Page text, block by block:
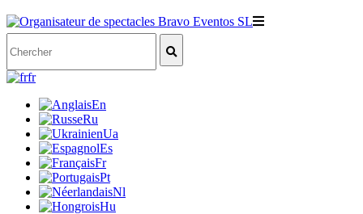
fr
En
Ru
Ua
Es
Fr
Pt
Nl
Hu